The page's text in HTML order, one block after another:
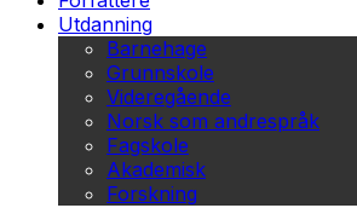
Utdanning
Barnehage
Grunnskole
Videregående
Norsk som andrespråk
Fagskole
Akademisk
Forskning